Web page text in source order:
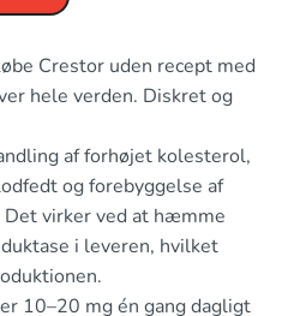
Crestor uden recept med
hele verden. Diskret og
af forhøjet kolesterol,
og forebyggelse af
virker ved at hæmme
i leveren, hvilket
10–20 mg én gang dagligt